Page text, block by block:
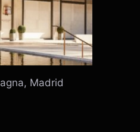
Madrid